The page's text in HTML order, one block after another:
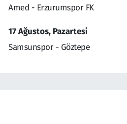
Amed - Erzurumspor FK
17 Ağustos, Pazartesi
Samsunspor - Göztepe